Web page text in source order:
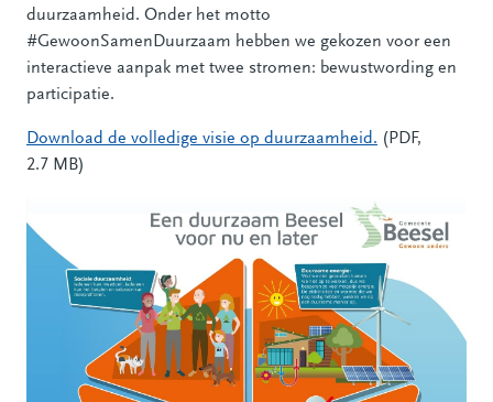
duurzaamheid. Onder het motto
#GewoonSamenDuurzaam hebben we gekozen voor een
interactieve aanpak met twee stromen: bewustwording en
participatie.
Download de volledige visie op duurzaamheid. (PDF,
2.7 MB)